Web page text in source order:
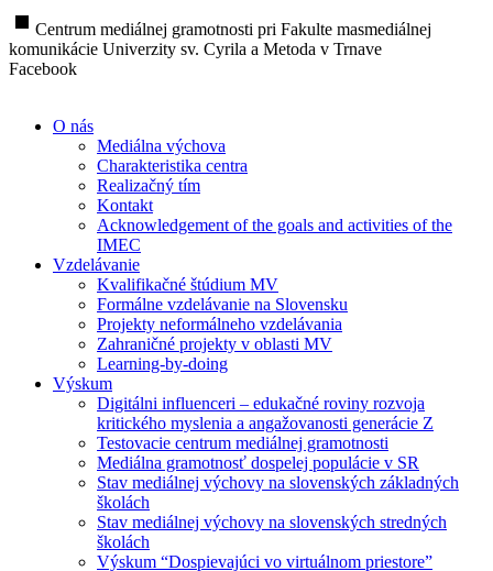
stop Centrum mediálnej gramotnosti pri Fakulte masmediálnej
komunikácie Univerzity sv. Cyrila a Metoda v Trnave
Facebook
O nás
Mediálna výchova
Charakteristika centra
Realizačný tím
Kontakt
Acknowledgement of the goals and activities of the
IMEC
Vzdelávanie
Kvalifikačné štúdium MV
Formálne vzdelávanie na Slovensku
Projekty neformálneho vzdelávania
Zahraničné projekty v oblasti MV
Learning-by-doing
Výskum
Digitálni influenceri – edukačné roviny rozvoja
kritického myslenia a angažovanosti generácie Z
Testovacie centrum mediálnej gramotnosti
Mediálna gramotnosť dospelej populácie v SR
Stav mediálnej výchovy na slovenských základných
školách
Stav mediálnej výchovy na slovenských stredných
školách
Výskum “Dospievajúci vo virtuálnom priestore”